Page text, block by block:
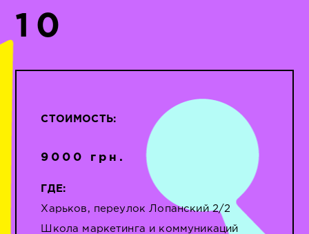
10
СТОИМОСТЬ:
9000 грн.
ГДЕ:
Харьков, переулок Лопанский 2/2
Школа маркетинга и коммуникаций